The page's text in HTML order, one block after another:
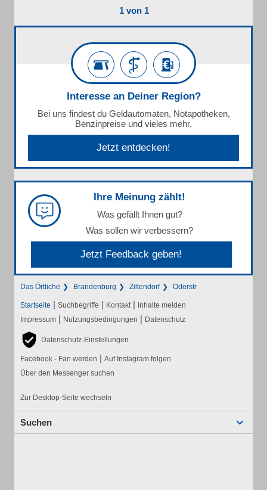
1 von 1
Interesse an Deiner Region?
Bei uns findest du Geldautomaten, Notapotheken,
Benzinpreise und vieles mehr.
Jetzt entdecken!
Ihre Meinung zählt!
Was gefällt Ihnen gut?
Was sollen wir verbessern?
Jetzt Feedback geben!
Das Örtliche Brandenburg Ziltendorf Oderstr
Startseite | Suchbegriffe | Kontakt | Inhalte melden
Impressum | Nutzungsbedingungen | Datenschutz
Datenschutz-Einstellungen
Facebook - Fan werden | Auf Instagram folgen
Über den Messenger suchen
Zur Desktop-Seite wechseln
Suchen